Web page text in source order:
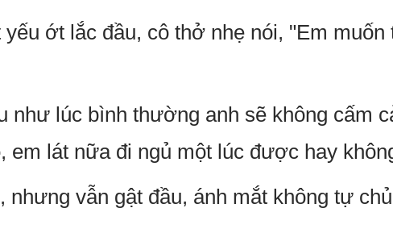
ớt lắc đầu, cô thở nhẹ nói, "Em muốn
như lúc bình thường anh sẽ không cấm
em lát nữa đi ngủ một lúc được hay
nhưng vẫn gật đầu, ánh mắt không tự